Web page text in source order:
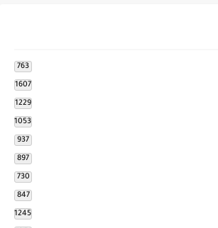
763
1607
1229
1053
937
897
730
847
1245